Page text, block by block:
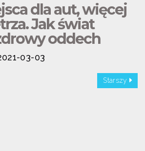
dla aut, więcej
Jak świat
oddech
03-03
Starszy